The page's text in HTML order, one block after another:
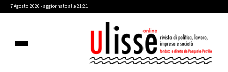
7 Agosto 2026 - aggiornato alle 21:21